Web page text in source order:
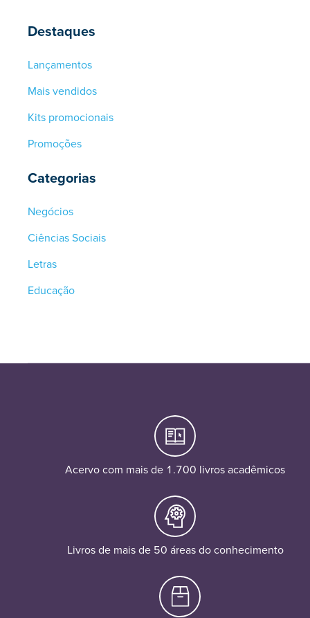
Destaques
Lançamentos
Mais vendidos
Kits promocionais
Promoções
Categorias
Negócios
Ciências Sociais
Letras
Educação
Acervo com mais de 1.700 livros acadêmicos
Livros de mais de 50 áreas do conhecimento